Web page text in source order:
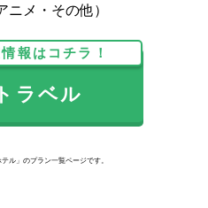
メ・その他）
報はコチラ！
ラベル
ル」のプラン一覧ページです。